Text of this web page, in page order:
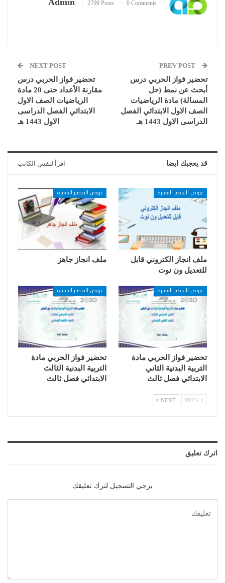
2709 Posts 0 Comments
تحضير فواز الحربي درس
أبحث عن نمط (حل
المسالة) مادة الرياضيات
الصف الاول الابتدائي الفصل
الدراسى الاول 1443 هـ
NEXT POST
تحضير فواز الحربي درس
مقارنة الأعداد حتى 20 مادة
الرياضيات الصف الاول
الابتدائي الفصل الدراسى
الاول 1443 هـ
قد يعجبك ايضا اقرأ لنفس الكاتب
عروض التحضير المميزة
ملف انجاز الكتروني قابل
للتعديل ون نوت
عروض التحضير المميزة
ملف انجاز جاهز
عروض التحضير المميزة
تحضير فواز الحربي مادة
التربية البدنية الثاني
الابتدائي فصل ثالث
عروض التحضير المميزة
تحضير فواز الحربي مادة
التربية البدنية الثالث
الابتدائي فصل ثالث
NEXT
اترك تعليق
يرجي التسجيل لترك تعليقك